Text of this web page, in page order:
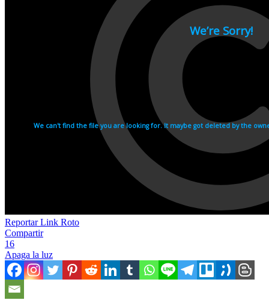
Reportar Link Roto
Compartir
16
Apaga la luz